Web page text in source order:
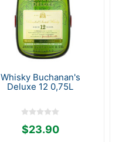
Whisky Buchanan's
Deluxe 12 0,75L
$23.90